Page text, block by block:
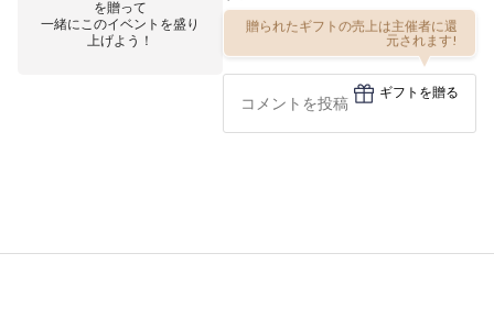
を贈って
一緒にこのイベントを盛り
上げよう！
贈られたギフトの売上は主催者に還
元されます!
ギフトを贈る